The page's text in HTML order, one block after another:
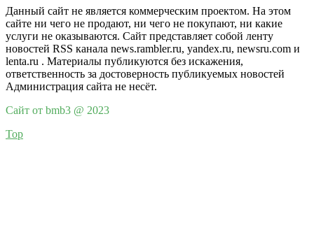
Данный сайт не является коммерческим проектом. На этом
сайте ни чего не продают, ни чего не покупают, ни какие
услуги не оказываются. Сайт представляет собой ленту
новостей RSS канала news.rambler.ru, yandex.ru, newsru.com и
lenta.ru . Материалы публикуются без искажения,
ответственность за достоверность публикуемых новостей
Администрация сайта не несёт.
Сайт от bmb3 @ 2023
Top